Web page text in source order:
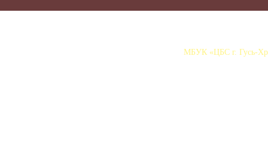
МБУК «ЦБС г. Гусь-